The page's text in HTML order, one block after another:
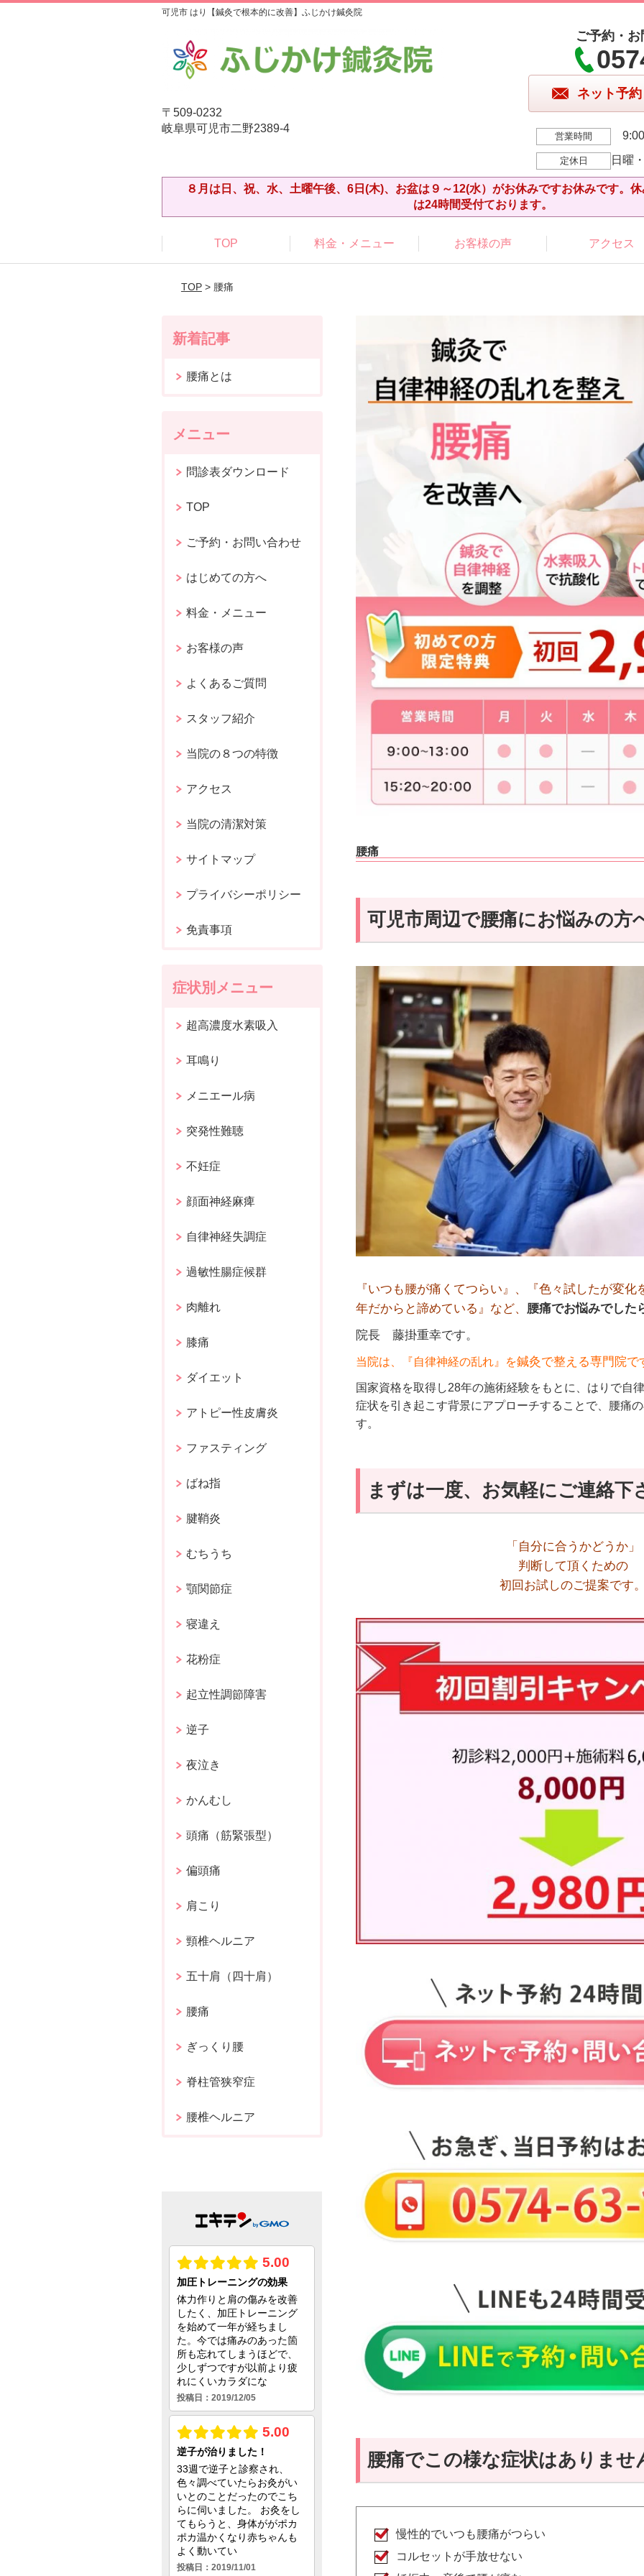
可児市 はり【鍼灸で根本的に改善】ふじかけ鍼灸院
〒509-0232
岐阜県可児市二野2389-4
ご予約・
ネット予約
営業時間
定休日 日曜
８月は日、祝、水、土曜午後、6日(木)、お盆は９～12(水）がお休みですお休みです。
は24時間受付ております。
TOP 料金・メニュー お客様の声 アクセス
TOP> 腰痛
腰痛
可児市周辺で腰痛にお悩みの方
『いつも腰が痛くてつらい』、『色々試したが変
年だからと諦めている』など、 腰痛でお悩みでした
院長 藤掛重幸です。
当院は、『自律神経の乱れ』を鍼灸で整える専門院で
国家資格を取得し28年の施術経験をもとに、はりで自
症状を引き起こす背景にアプローチすることで、腰痛
す。
まずは一度、お気軽にご連絡下
「自分に合うかどうか」
判断して頂くための
初回お試しのご提案です
腰痛でこの様な症状はありませ
慢性的でいつも腰痛がつらい
コルセットが手放せない
新着記事
腰痛とは
メニュー
問診表ダウンロード
TOP
ご予約・お問い合わせ
はじめての方へ
料金・メニュー
お客様の声
よくあるご質問
スタッフ紹介
当院の８つの特徴
アクセス
当院の清潔対策
サイトマップ
プライバシーポリシー
免責事項
症状別メニュー
超高濃度水素吸入
耳鳴り
メニエール病
突発性難聴
不妊症
顔面神経麻痺
自律神経失調症
過敏性腸症候群
肉離れ
膝痛
ダイエット
アトピー性皮膚炎
ファスティング
ばね指
腱鞘炎
むちうち
顎関節症
寝違え
花粉症
起立性調節障害
逆子
夜泣き
かんむし
頭痛（筋緊張型）
偏頭痛
肩こり
頸椎ヘルニア
五十肩（四十肩）
腰痛
ぎっくり腰
脊柱管狭窄症
腰椎ヘルニア